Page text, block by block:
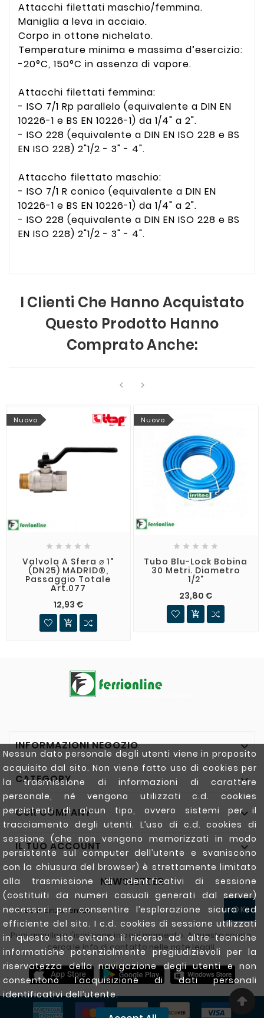
Nessun dato personale degli utenti viene in proposito
acquisito dal sito. Non viene fatto uso di cookies per
la trasmissione di informazioni di carattere
personale, né vengono utilizzati c.d. cookies
persistenti di alcun tipo, ovvero sistemi per il
tracciamento degli utenti. L’uso di c.d. cookies di
sessione (che non vengono memorizzati in modo
persistente sul computer dell’utente e svaniscono
con la chiusura del browser) è strettamente limitato
alla trasmissione di identificativi di sessione
(costituiti da numeri casuali generati dal server)
necessari per consentire l’esplorazione sicura ed
efficiente del sito. I c.d. cookies di sessione utilizzati
in questo sito evitano il ricorso ad altre tecniche
informatiche potenzialmente pregiudizievoli per la
riservatezza della navigazione degli utenti e non
consentono l’acquisizione di dati personali
identificativi dell’utente.
Attacchi filettati maschio/femmina.
Maniglia a leva in acciaio.
Corpo in ottone nichelato.
Temperature minima e massima d’esercizio:
-20°C, 150°C in assenza di vapore.
Attacchi filettati femmina:
- ISO 7/1 Rp parallelo (equivalente a DIN EN
10226-1 e BS EN 10226-1) da 1/4" a 2".
- ISO 228 (equivalente a DIN EN ISO 228 e BS
EN ISO 228) 2"1/2 - 3" - 4".
Attaccho filettato maschio:
- ISO 7/1 R conico (equivalente a DIN EN
10226-1 e BS EN 10226-1) da 1/4" a 2".
- ISO 228 (equivalente a DIN EN ISO 228 e BS
EN ISO 228) 2"1/2 - 3" - 4".
I Clienti Che Hanno Acquistato
Questo Prodotto Hanno
Comprato Anche:
 
Nuovo
    
Valvola A Sfera ⌀ 1"
(DN25) MADRID®,
Passaggio Totale
Art.077
12,93 €

Nuovo
    
Tubo Blu-Lock Bobina
30 Metri. Diametro
1/2"
23,80 €

INFORMAZIONI NEGOZIO 
CATEGORY 
OUR COMPANY 
IL TUO ACCOUNT 
NEWSLETTER
OK
Puoi annullare l'iscrizione in ogni momento. A questo scopo,
cerca le info di contatto nelle note legali.